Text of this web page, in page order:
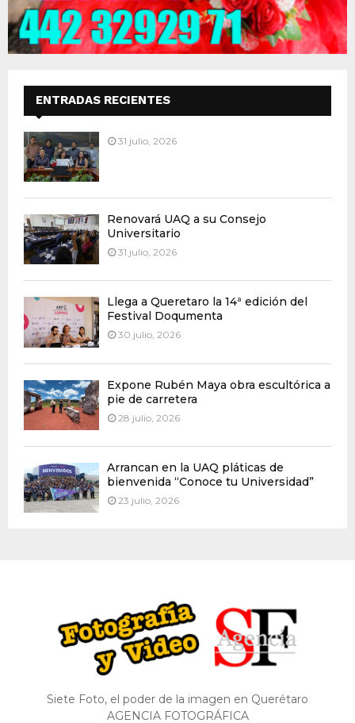
ENTRADAS RECIENTES
31 julio, 2026
Renovará UAQ a su Consejo
Universitario
31 julio, 2026
Llega a Queretaro la 14ª edición del
Festival Doqumenta
30 julio, 2026
Expone Rubén Maya obra escultórica a
pie de carretera
28 julio, 2026
Arrancan en la UAQ pláticas de
bienvenida “Conoce tu Universidad”
23 julio, 2026
Siete Foto, el poder de la imagen en Querétaro
AGENCIA FOTOGRÁFICA